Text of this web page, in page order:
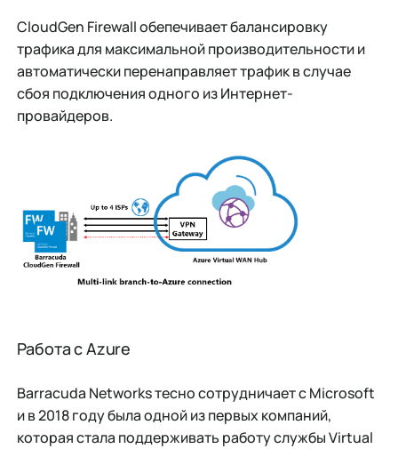
CloudGen Firewall обепечивает балансировку
трафика для максимальной производительности и
автоматически перенаправляет трафик в случае
сбоя подключения одного из Интернет-
провайдеров.
Работа с Azure
Barracuda Networks тесно сотрудничает с Microsoft
и в 2018 году была одной из первых компаний,
которая стала поддерживать работу службы Virtual